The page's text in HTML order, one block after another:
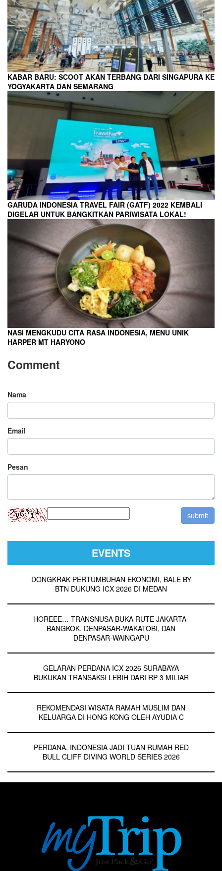
KABAR BARU: SCOOT AKAN TERBANG DARI SINGAPURA KE
YOGYAKARTA DAN SEMARANG
GARUDA INDONESIA TRAVEL FAIR (GATF) 2022 KEMBALI
DIGELAR UNTUK BANGKITKAN PARIWISATA LOKAL!
NASI MENGKUDU CITA RASA INDONESIA, MENU UNIK
HARPER MT HARYONO
Comment
Nama
Email
Pesan
EVENTS
DONGKRAK PERTUMBUHAN EKONOMI, BALE BY
BTN DUKUNG ICX 2026 DI MEDAN
HOREEE… TRANSNUSA BUKA RUTE JAKARTA-
BANGKOK, DENPASAR-WAKATOBI, DAN
DENPASAR-WAINGAPU
GELARAN PERDANA ICX 2026 SURABAYA
BUKUKAN TRANSAKSI LEBIH DARI RP 3 MILIAR
REKOMENDASI WISATA RAMAH MUSLIM DAN
KELUARGA DI HONG KONG OLEH AYUDIA C
PERDANA, INDONESIA JADI TUAN RUMAH RED
BULL CLIFF DIVING WORLD SERIES 2026